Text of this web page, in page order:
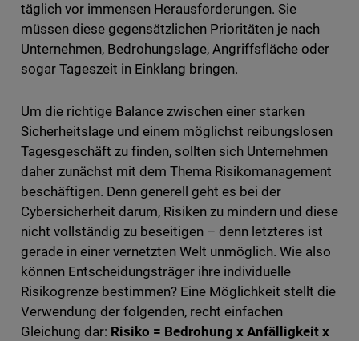
täglich vor immensen Herausforderungen. Sie
müssen diese gegensätzlichen Prioritäten je nach
Unternehmen, Bedrohungslage, Angriffsfläche oder
sogar Tageszeit in Einklang bringen.
Um die richtige Balance zwischen einer starken
Sicherheitslage und einem möglichst reibungslosen
Tagesgeschäft zu finden, sollten sich Unternehmen
daher zunächst mit dem Thema Risikomanagement
beschäftigen. Denn generell geht es bei der
Cybersicherheit darum, Risiken zu mindern und diese
nicht vollständig zu beseitigen – denn letzteres ist
gerade in einer vernetzten Welt unmöglich. Wie also
können Entscheidungsträger ihre individuelle
Risikogrenze bestimmen? Eine Möglichkeit stellt die
Verwendung der folgenden, recht einfachen
Gleichung dar: Risiko = Bedrohung x Anfälligkeit x